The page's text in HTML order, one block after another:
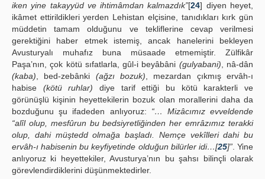
iken yine takayyüd ve ihtimâmdan kalmazdık”[24] diyen heyet,
ikâmet ettirildikleri yerden Lehistan elçisine, tanıdıkları kırk gün
müddetin tamam olduğunu ve tekliflerine cevap verilmesi
gerektiğini haber etmek istemiş, ancak hanelerini bekleyen
Avusturyalı muhafız buna müsaade etmemiştir. Zülfikâr
Paşa’nın, çok kötü sıfatlarla, gûl-i beyâbâni (gulyabani) , nâ-dân
(kaba) , bed-zebânki (ağzı bozuk) , mezardan çıkmış ervâh-ı
habise (kötü ruhlar) diye tarif ettiği bu kötü karakterli ve
görünüşlü kişinin heyettekilerin bozuk olan morallerini daha da
bozduğunu şu ifadeden anlıyoruz: “… Mizâcımız evveldende
“alîl olup, mesfûrun bu bedsiyretliğinden her emrâzımız terakki
olup, dahi müştedd olmağa başladı. Nemçe vekîlleri dahi bu
ervâh-ı habisenin bu keyfiyetinde olduğun bilürler idi…[25]”. Yine
anlıyoruz ki heyettekiler, Avusturya’nın bu şahsı bilinçli olarak
görevlendirdiklerini düşünmektedirler.